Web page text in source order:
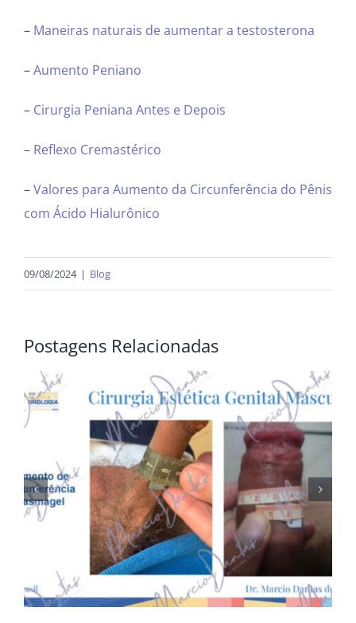
– Maneiras naturais de aumentar a testosterona
–Aumento Peniano
– Cirurgia Peniana Antes e Depois
– Reflexo Cremastérico
–Valores para Aumento da Circunferência do Pênis
com Ácido Hialurônico
09/08/2024 | Blog
Postagens Relacionadas